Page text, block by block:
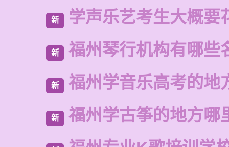
新 学声乐艺考生大概要
新 福州琴行机构有哪些
新 福州学音乐高考的地
新 福州学古筝的地方哪